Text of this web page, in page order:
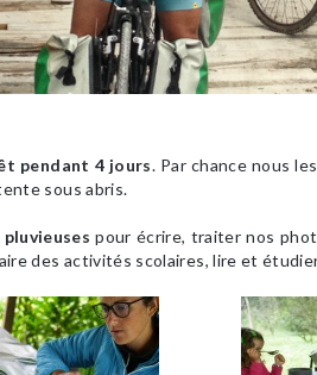
pendant 4 jours. Par chance nous
sous abris.
pour écrire, traiter nos
des activités scolaires, lire et